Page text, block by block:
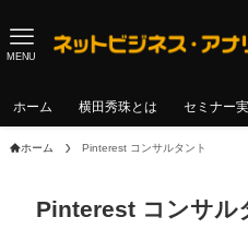
MENU
ホーム 横田秀珠とは セミナー
ホーム Pinterest コンサルタント
Pinterest コンサル